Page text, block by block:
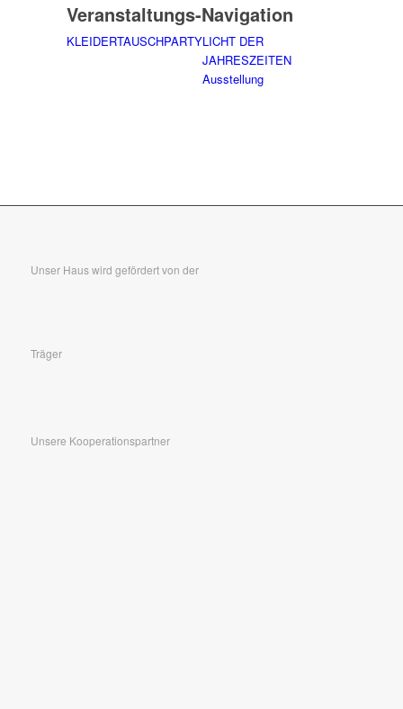
Veranstaltungs-Navigation
KLEIDERTAUSCHPARTYLICHT DER
JAHRESZEITEN
Ausstellung
Unser Haus wird gefördert von der
Träger
Unsere Kooperationspartner